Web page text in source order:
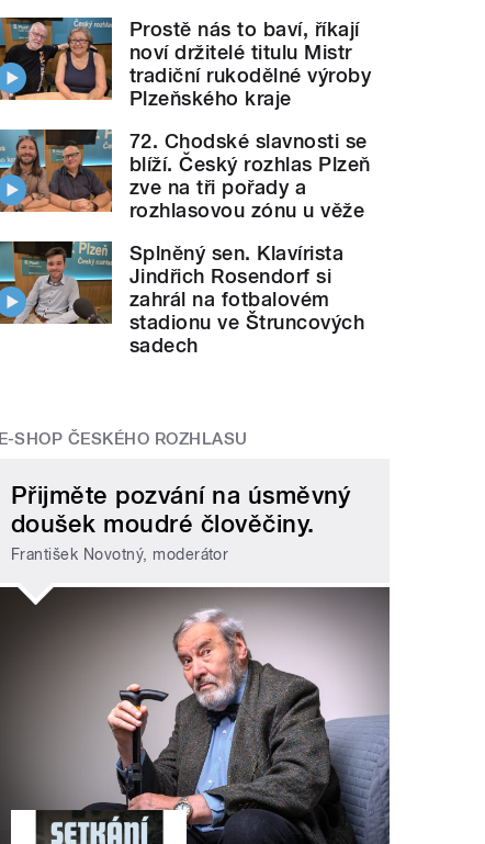
Prostě nás to baví, říkají
noví držitelé titulu Mistr
tradiční rukodělné výroby
Plzeňského kraje
72. Chodské slavnosti se
blíží. Český rozhlas Plzeň
zve na tři pořady a
rozhlasovou zónu u věže
Splněný sen. Klavírista
Jindřich Rosendorf si
zahrál na fotbalovém
stadionu ve Štruncových
sadech
E-SHOP ČESKÉHO ROZHLASU
Přijměte pozvání na úsměvný
doušek moudré člověčiny.
František Novotný, moderátor